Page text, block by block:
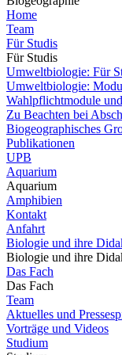
Home
Team
Für Studis
Für Studis
Umweltbiologie: Für
Umweltbiologie:
Wahlpflichtmodule
Zu Beachten bei
Biogeographisches
Publikationen
UPB
Aquarium
Aquarium
Amphibien
Kontakt
Anfahrt
Biologie und ihre
Biologie und ihre
Das Fach
Das Fach
Team
Aktuelles und
Vorträge und Videos
Studium